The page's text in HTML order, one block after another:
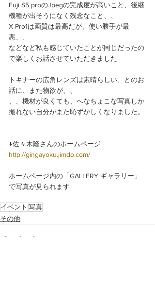
Fuji S5 proのJpegの完成度が高いこと、後継
機種が出そうになく残念なこと、、
X-Pro1は画質は最高だが、使い勝手が最
悪、、
などなど私も感じていたことが同じだったの
で楽しくお話させていただきました
トキナーの広角レンズは素晴らしい、とのお
話に、また物欲が、、
、、機材が良くても、へなちょこな写真しか
撮れない自分がまた恥ずかしくなりました。
↓佐々木隆さんのホームページ
http://gingayoku.jimdo.com/
ホームページ内の「GALLERY ギャラリー」
で写真が見られます
イベント 写真
その他